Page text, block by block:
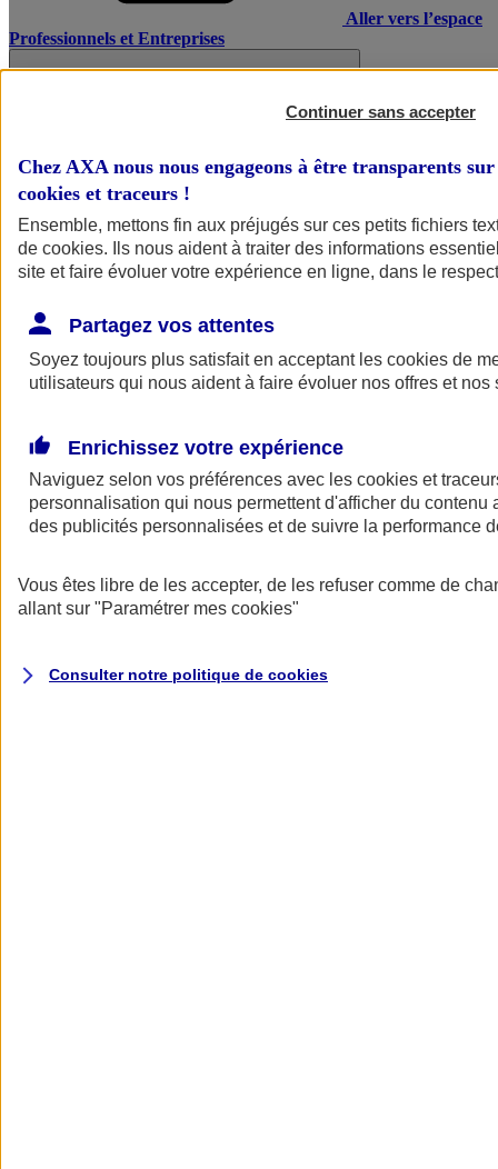
Aller vers l’espace
Professionnels et Entreprises
AXA Assurance
Continuer sans accepter
Chez AXA nous nous engageons à être transparents
cookies et traceurs !
Ensemble, mettons fin aux préjugés sur ces petits fichiers
de cookies. Ils nous aident à traiter des informations
site et faire évoluer votre expérience en ligne, dans le
Partagez vos attentes
Soyez toujours plus satisfait en acceptant les cookies de
utilisateurs qui nous aident à faire évoluer nos offres et nos
Enrichissez votre expérience
Naviguez selon vos préférences avec les cookies et
personnalisation qui nous permettent d'afficher du contenu
des publicités personnalisées et de suivre la performance
Vous êtes libre de les accepter, de les refuser comme de
allant sur "Paramétrer mes cookies"
Consulter notre politique de cookies